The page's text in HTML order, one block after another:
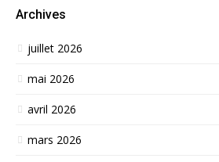
Archives
juillet 2026
mai 2026
avril 2026
mars 2026